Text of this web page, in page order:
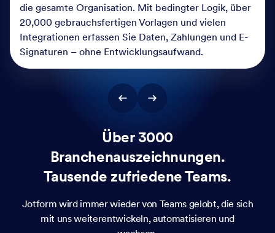
die gesamte Organisation. Mit bedingter Logik, über
20,000 gebrauchsfertigen Vorlagen und vielen
Integrationen erfassen Sie Daten, Zahlungen und E-
Signaturen – ohne Entwicklungsaufwand.
Über 3000
Branchenauszeichnungen.
Tausende zufriedene Teams.
Jotform wird immer wieder von Teams gelobt, die sich
mit uns weiterentwickeln, automatisieren und